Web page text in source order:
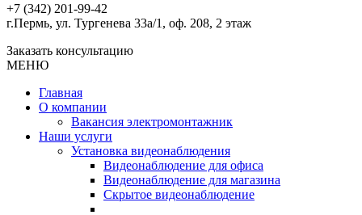
+7 (342) 201-99-42
г.Пермь, ул. Тургенева 33а/1, оф. 208, 2 этаж
Заказать консультацию
МЕНЮ
Главная
О компании
Вакансия электромонтажник
Наши услуги
Установка видеонаблюдения
Видеонаблюдение для офиса
Видеонаблюдение для магазина
Скрытое видеонаблюдение